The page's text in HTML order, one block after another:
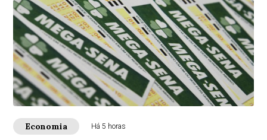
Economia Há 5 horas